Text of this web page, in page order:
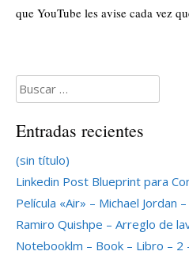
que YouTube les avise cada vez
Buscar:
Entradas recientes
(sin título)
Linkedin Post Blueprint para
Película «Air» – Michael Jordan
Ramiro Quishpe – Arreglo de
Notebooklm – Book – Libro – 2